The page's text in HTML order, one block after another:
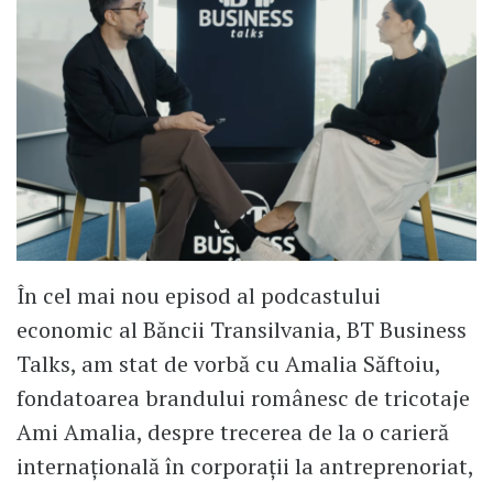
În cel mai nou episod al podcastului
economic al Băncii Transilvania, BT Business
Talks, am stat de vorbă cu Amalia Săftoiu,
fondatoarea brandului românesc de tricotaje
Ami Amalia, despre trecerea de la o carieră
internațională în corporații la antreprenoriat,